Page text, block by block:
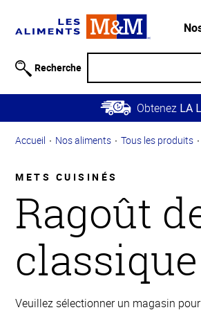
relative à
Passer
contenu
Retour à
principale
Recherche
Obtenez LA
Accueil Nos aliments Tous les produits
METS CUISINÉS
Ragoût
classique
Veuillez sélectionner un magasin